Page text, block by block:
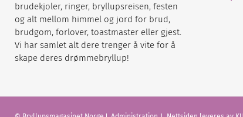
brudekjoler, ringer, bryllupsreisen, festen
og alt mellom himmel og jord for brud,
brudgom, forlover, toastmaster eller gjest.
Vi har samlet alt dere trenger å vite for å
skape deres drømmebryllup!